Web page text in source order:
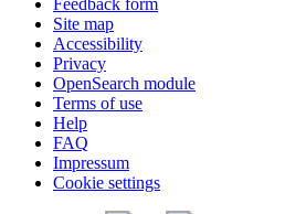
Feedback form
Site map
Accessibility
Privacy
OpenSearch module
Terms of use
Help
FAQ
Impressum
Cookie settings